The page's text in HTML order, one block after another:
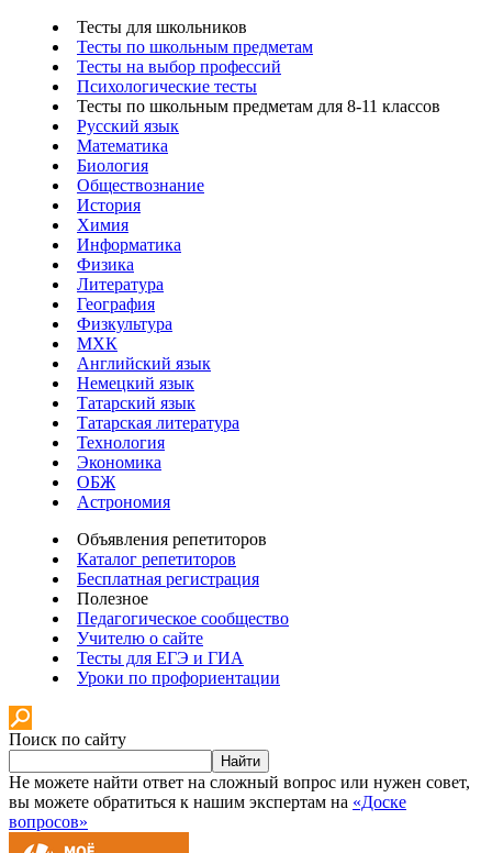
Тесты для школьников
Тесты по школьным предметам
Тесты на выбор профессий
Психологические тесты
Тесты по школьным предметам для 8-11 классов
Русский язык
Математика
Биология
Обществознание
История
Химия
Информатика
Физика
Литература
География
Физкультура
МХК
Английский язык
Немецкий язык
Татарский язык
Татарская литература
Технология
Экономика
ОБЖ
Астрономия
Объявления репетиторов
Каталог репетиторов
Бесплатная регистрация
Полезное
Педагогическое сообщество
Учителю о сайте
Тесты для ЕГЭ и ГИА
Уроки по профориентации
Поиск по сайту
Найти
Не можете найти ответ на сложный вопрос или нужен совет,
вы можете обратиться к нашим экспертам на «Доске
вопросов»